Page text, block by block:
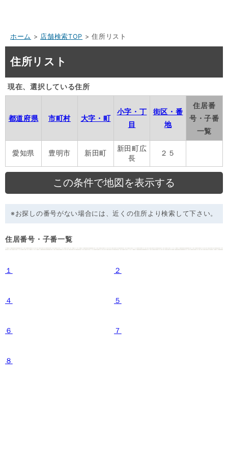
ホーム > 店舗検索TOP > 住所リスト
住所リスト
現在、選択している住所
都道府県 市町村 大字・町
小字・丁
目
街区・番
地
住居番
号・子番
一覧
愛知県 豊明市 新田町
新田町広
長
２５
※お探しの番号がない場合には、近くの住所より検索して下さい。
住居番号・子番一覧
１ ２
４ ５
６ ７
８